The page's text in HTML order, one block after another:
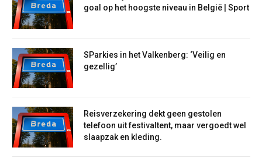
goal op het hoogste niveau in België | Sport
SParkies in het Valkenberg: ‘Veilig en
gezellig’
Reisverzekering dekt geen gestolen
telefoon uit festivaltent, maar vergoedt wel
slaapzak en kleding.